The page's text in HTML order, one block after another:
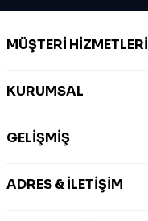
MÜŞTERI HIZMETLERI
KURUMSAL
GELIŞMIŞ
ADRES & İLETIŞIM